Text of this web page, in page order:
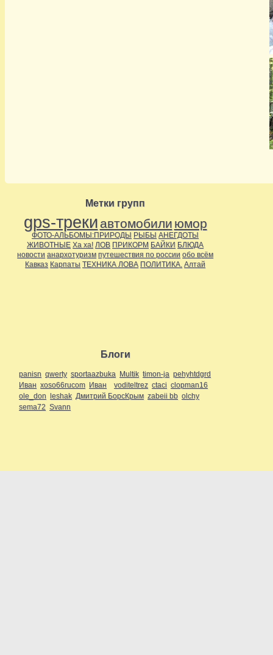
Метки групп
gps-треки автомобили юмор
ФОТО-АЛЬБОМЫ:ПРИРОДЫ РЫБЫ АНЕГДОТЫ
ЖИВОТНЫЕ Ха ха! ЛОВ ПРИКОРМ БАЙКИ БЛЮДА
новости анархотуризм путешествия по россии обо всём
Кавказ Карпаты ТЕХНИКА ЛОВА ПОЛИТИКА. Алтай
Блоги
panisn qwerty sportaazbuka Multik timon-ja pehyhtdgrd
Иван xoso66rucom Иван voditeltrez ctaci clopman16
ole_don leshak Дмитрий БорсКрым zabeii bb olchy
sema72 Svann